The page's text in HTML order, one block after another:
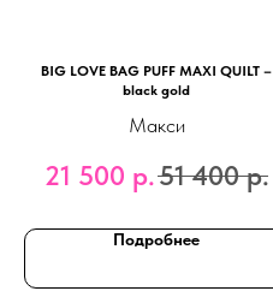
BIG LOVE BAG PUFF MAXI QUILT –
black gold
Макси
21 500 р.51 400 р.
Подробнее